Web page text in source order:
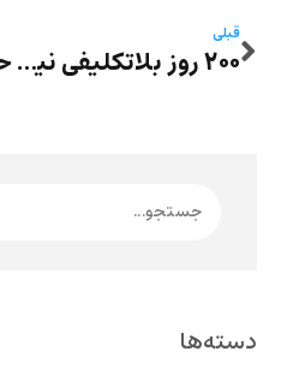
قبلی
۲۰۰ روز بلاتکلیفی نیلوفر حامدی در بازداشت
دسته‌ها